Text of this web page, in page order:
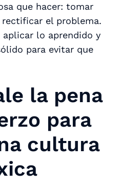
que hacer: tomar
rectificar el problema.
aplicar lo aprendido y
para evitar que
la pena
para
cultura